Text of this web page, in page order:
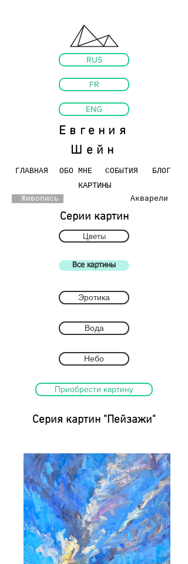
RUS
FR
ENG
Евгения
Шейн
ГЛАВНАЯ СОБЫТИЯ БЛОГ
ОБО МНЕ
КАРТИНЫ
Живопись Акварели
Серии картин
Цветы
Все картины
Эротика
Вода
Небо
Приобрести картину
Серия картин "Пейзажи"